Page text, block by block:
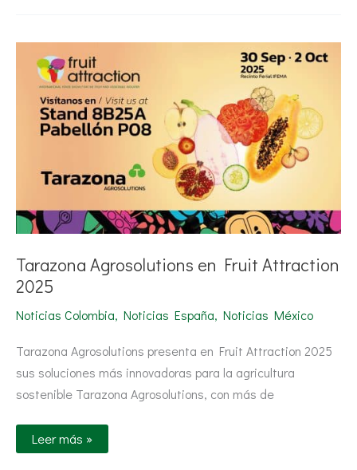
Tarazona Agrosolutions en Fruit Attraction
2025
Noticias Colombia, Noticias España, Noticias México
Tarazona Agrosolutions presenta en Fruit Attraction 2025
sus soluciones más innovadoras para la agricultura
sostenible Tarazona Agrosolutions, con más de
Tarazona
Agrosolutions
en
Fruit
Attraction
2025
Leer más »